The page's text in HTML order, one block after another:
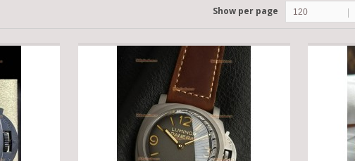
Show per page 120